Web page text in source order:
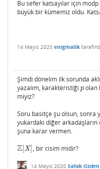
Bu sefer katsayılar için
büyük bir kümemiz oldu.
14 Mayıs 2020 enigmatik
Şimdi dönelim ilk sorunda
yazalım, karakteristiği p
polan
miyiz?
Soru basitçe şu olsun, sonra
yukardaki diğer
şuna karar vermen.
Z[X]
Z[ X] , bir cisim midir?
14 Mayıs 2020 Safak Ozden